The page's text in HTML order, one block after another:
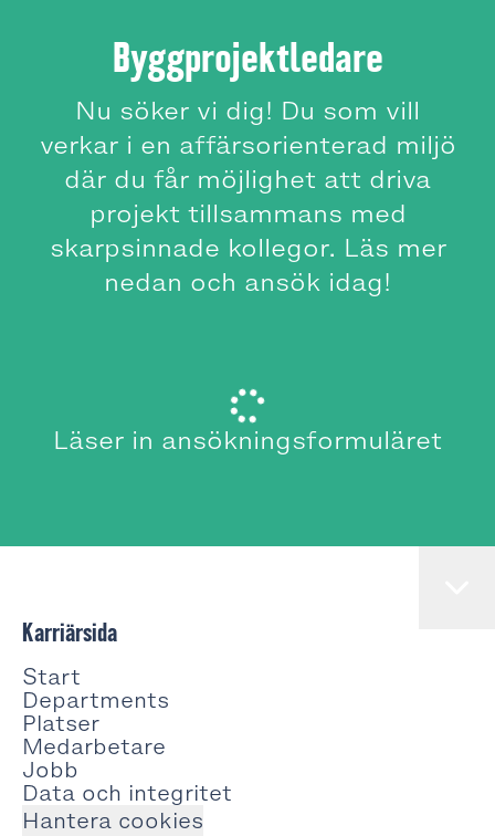
Byggprojektledare
Nu söker vi dig! Du som vill
verkar i en affärsorienterad miljö
där du får möjlighet att driva
projekt tillsammans med
skarpsinnade kollegor. Läs mer
nedan och ansök idag!
Läser in ansökningsformuläret
Karriärsida
Start
Departments
Platser
Medarbetare
Jobb
Data och integritet
Hantera cookies